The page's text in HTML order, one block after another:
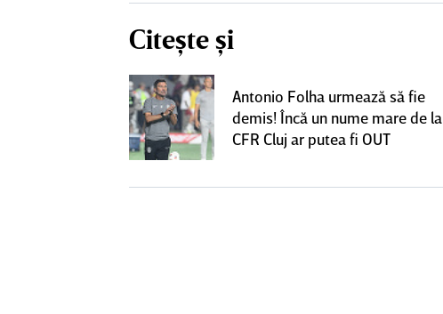
Citește și
Antonio Folha urmează să fie
demis! Încă un nume mare de la
CFR Cluj ar putea fi OUT